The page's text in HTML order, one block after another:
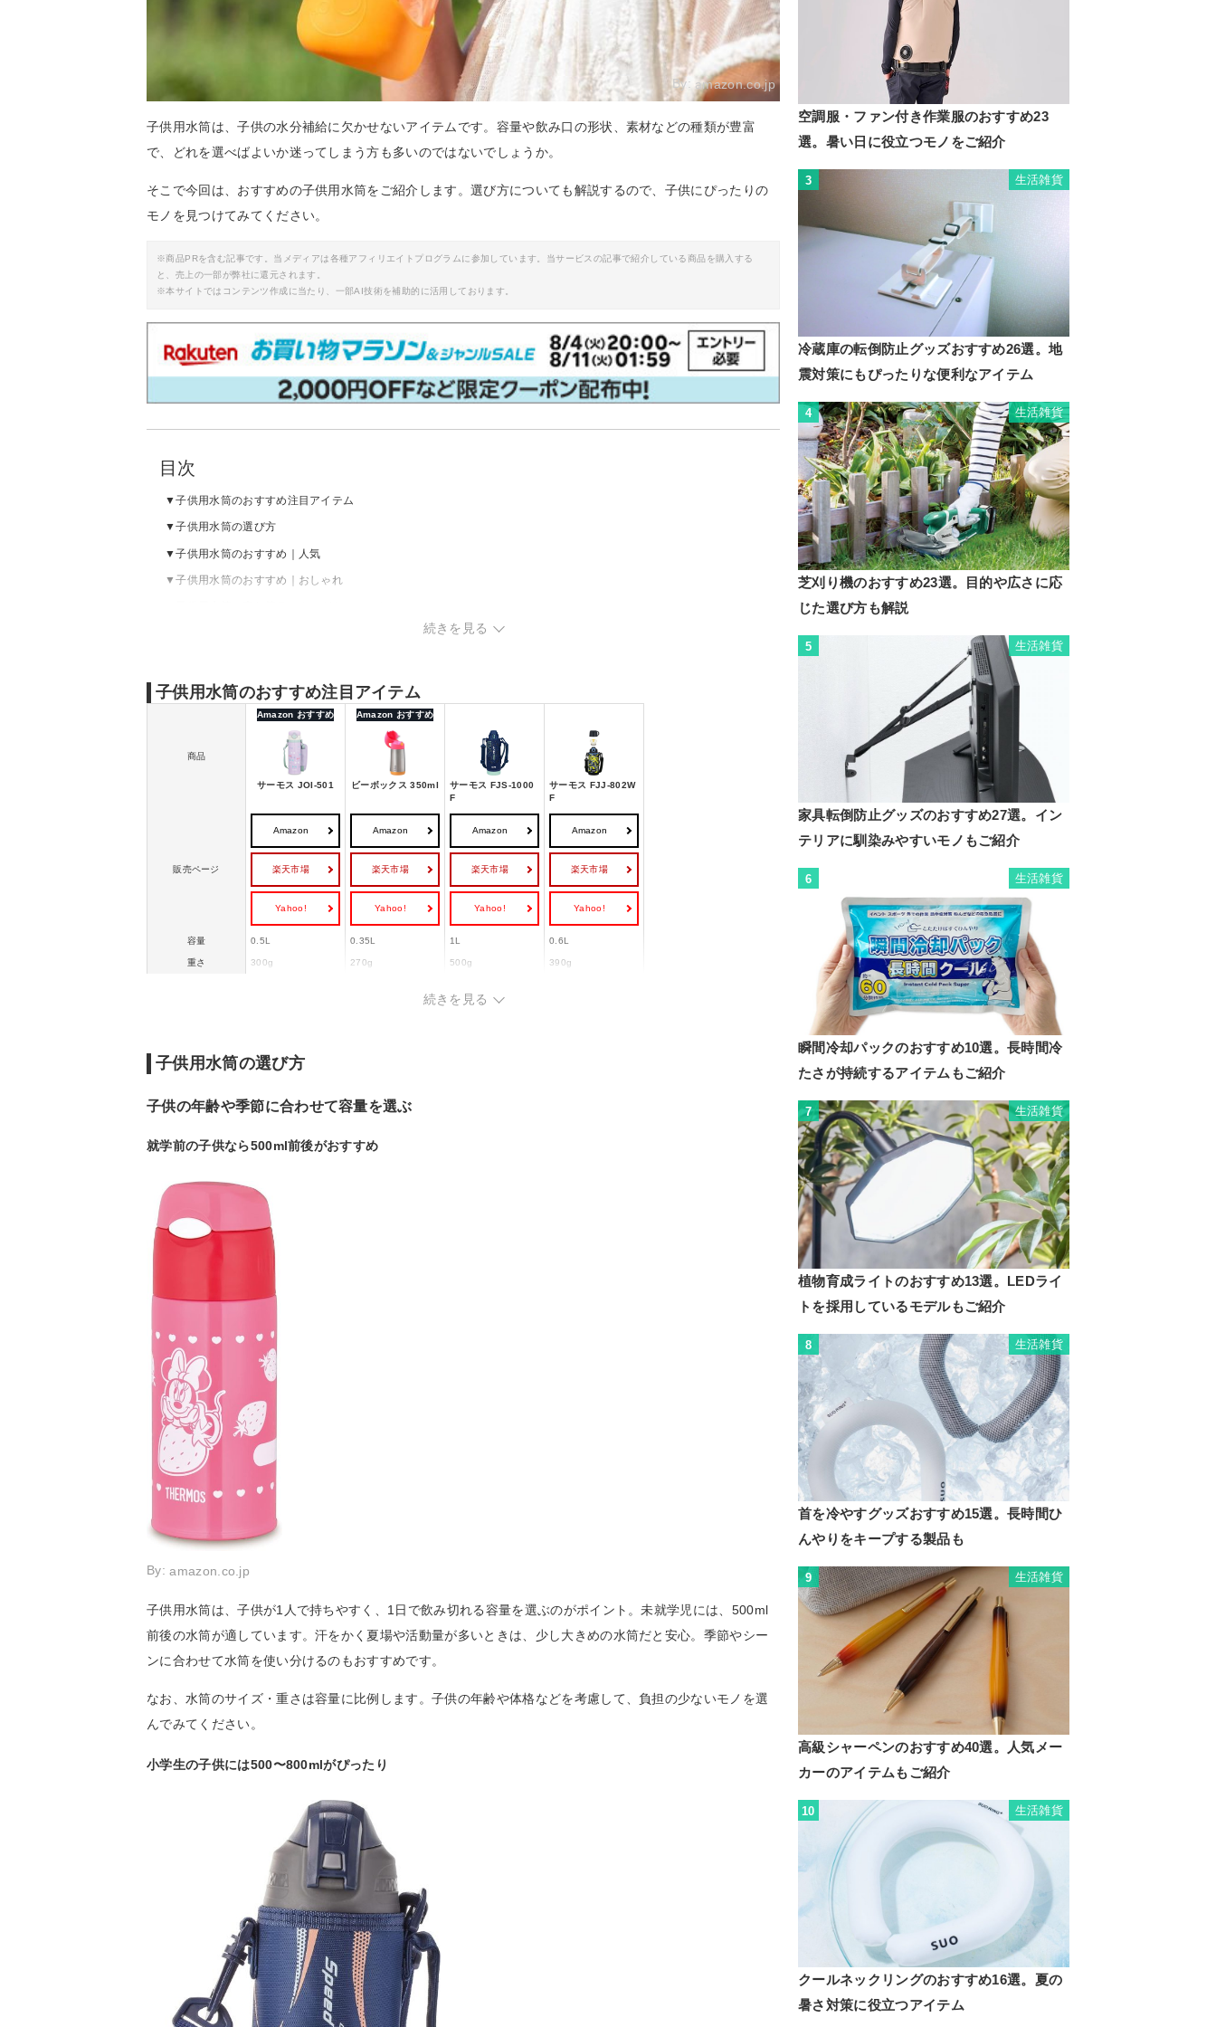
By: amazon.co.jp
子供用水筒は、子供の水分補給に欠かせないアイテムです。容量や飲み口の形状、素材などの種類が豊富
で、どれを選べばよいか迷ってしまう方も多いのではないでしょうか。
そこで今回は、おすすめの子供用水筒をご紹介します。選び方についても解説するので、子供にぴったりの
モノを見つけてみてください。
※商品PRを含む記事です。当メディアは各種アフィリエイトプログラムに参加しています。当サービスの記事で紹介している商品を購入する
と、売上の一部が弊社に還元されます。
※本サイトではコンテンツ作成に当たり、一部AI技術を補助的に活用しております。
目次
子供用水筒のおすすめ注目アイテム
子供用水筒の選び方
子供用水筒のおすすめ｜人気
子供用水筒のおすすめ｜おしゃれ
続きを見る
子供用水筒のおすすめ注目アイテム
商品
Amazon おすすめ
サーモス JOI-501
Amazon おすすめ
ビーボックス 350ml
サーモス FJS-1000
F
サーモス FJJ-802W
F
販売ページ
Amazon
楽天市場
Yahoo!
Amazon
楽天市場
Yahoo!
Amazon
楽天市場
Yahoo!
Amazon
楽天市場
Yahoo!
容量 0.5L 0.35L 1L 0.6L
重さ 300g 270g 500g 390g
続きを見る
子供用水筒の選び方
子供の年齢や季節に合わせて容量を選ぶ
就学前の子供なら500ml前後がおすすめ
By:amazon.co.jp
子供用水筒は、子供が1人で持ちやすく、1日で飲み切れる容量を選ぶのがポイント。未就学児には、500ml
前後の水筒が適しています。汗をかく夏場や活動量が多いときは、少し大きめの水筒だと安心。季節やシー
ンに合わせて水筒を使い分けるのもおすすめです。
なお、水筒のサイズ・重さは容量に比例します。子供の年齢や体格などを考慮して、負担の少ないモノを選
んでみてください。
小学生の子供には500〜800mlがぴったり
空調服・ファン付き作業服のおすすめ23
選。暑い日に役立つモノをご紹介
3 生活雑貨
冷蔵庫の転倒防止グッズおすすめ26選。地
震対策にもぴったりな便利なアイテム
4 生活雑貨
芝刈り機のおすすめ23選。目的や広さに応
じた選び方も解説
5 生活雑貨
家具転倒防止グッズのおすすめ27選。イン
テリアに馴染みやすいモノもご紹介
6 生活雑貨
瞬間冷却パックのおすすめ10選。長時間冷
たさが持続するアイテムもご紹介
7 生活雑貨
植物育成ライトのおすすめ13選。LEDライ
トを採用しているモデルもご紹介
8 生活雑貨
首を冷やすグッズおすすめ15選。長時間ひ
んやりをキープする製品も
9 生活雑貨
高級シャーペンのおすすめ40選。人気メー
カーのアイテムもご紹介
10 生活雑貨
クールネックリングのおすすめ16選。夏の
暑さ対策に役立つアイテム